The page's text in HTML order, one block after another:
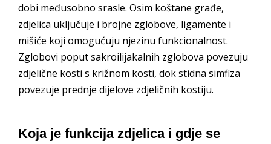
dobi međusobno srasle. Osim koštane građe,
zdjelica uključuje i brojne zglobove, ligamente i
mišiće koji omogućuju njezinu funkcionalnost.
Zglobovi poput sakroilijakalnih zglobova povezuju
zdjelične kosti s križnom kosti, dok stidna simfiza
povezuje prednje dijelove zdjeličnih kostiju.
Koja je funkcija zdjelica i gdje se